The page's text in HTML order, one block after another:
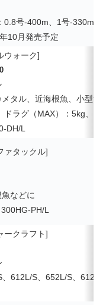
0.8号-400m、1号-330m
10月発売予定
ウォーク]
メタル、近海根魚、小型
ドラグ（MAX）：5kg、
DH/L
ァタックル]
魚などに
PH/L
ークラフト]
、612L/S、652L/S、